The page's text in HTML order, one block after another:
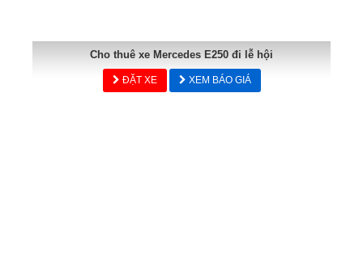
Cho thuê xe Mercedes E250 đi lễ hội
ĐẶT XE XEM BÁO GIÁ